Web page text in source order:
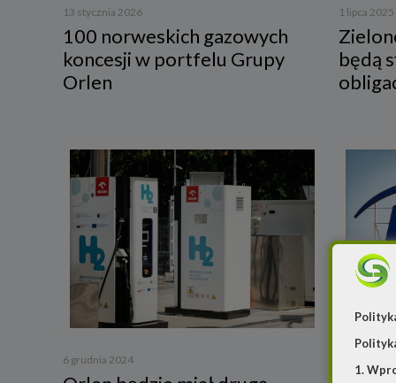
13 stycznia 2026
100 norweskich gazowych
koncesji w portfelu Grupy
Orlen
1 lipca 2025
będą
6 grudnia 2024
29
Enea
1.